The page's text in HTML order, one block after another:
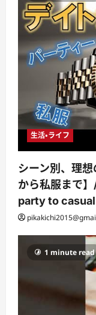
生活・ライフ
シーン別、理
から私服まで
party to casual
1 minute read